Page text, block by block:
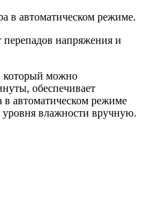
в автоматическом режиме.
напряжения и
который можно
обеспечивает
в автоматическом режиме
влажности вручную.